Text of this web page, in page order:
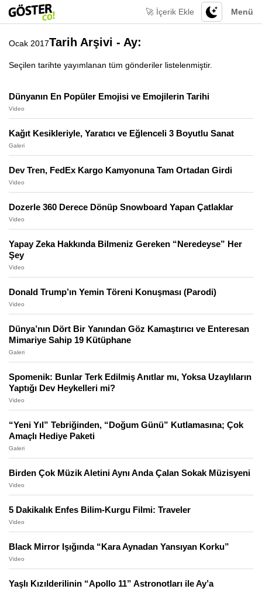
Menü
🚀 İçerik Ekle
Tarih Arşivi - Ay:
Ocak 2017
Seçilen tarihte yayımlanan tüm gönderiler listelenmiştir.
Dünyanın En Popüler Emojisi ve Emojilerin Tarihi
Video
Kağıt Kesikleriyle, Yaratıcı ve Eğlenceli 3 Boyutlu Sanat
Galeri
Dev Tren, FedEx Kargo Kamyonuna Tam Ortadan Girdi
Video
Dozerle 360 Derece Dönüp Snowboard Yapan Çatlaklar
Video
Yapay Zeka Hakkında Bilmeniz Gereken “Neredeyse” Her
Şey
Video
Donald Trump’ın Yemin Töreni Konuşması (Parodi)
Video
Dünya’nın Dört Bir Yanından Göz Kamaştırıcı ve Enteresan
Mimariye Sahip 19 Kütüphane
Galeri
Spomenik: Bunlar Terk Edilmiş Anıtlar mı, Yoksa Uzaylıların
Yaptığı Dev Heykelleri mi?
Video
“Yeni Yıl” Tebriğinden, “Doğum Günü” Kutlamasına; Çok
Amaçlı Hediye Paketi
Galeri
Birden Çok Müzik Aletini Aynı Anda Çalan Sokak Müzisyeni
Video
5 Dakikalık Enfes Bilim-Kurgu Filmi: Traveler
Video
Black Mirror Işığında “Kara Aynadan Yansıyan Korku”
Video
Yaşlı Kızılderilinin “Apollo 11” Astronotları ile Ay’a